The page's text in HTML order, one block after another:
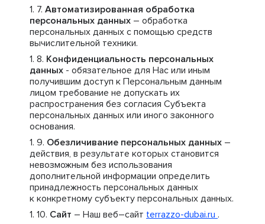
Автоматизированная обработка
персональных данных – обработка
персональных данных с помощью средств
вычислительной техники.
Конфиденциальность персональных
данных - обязательное для Нас или иным
получившим доступ к Персональным данным
лицом требование не допускать их
распространения без согласия Субъекта
персональных данных или иного законного
основания.
Обезличивание персональных данных –
действия, в результате которых становится
невозможным без использования
дополнительной информации определить
принадлежность персональных данных
к конкретному субъекту персональных данных.
Сайт – Наш веб–сайт terrazzo-dubai.ru .